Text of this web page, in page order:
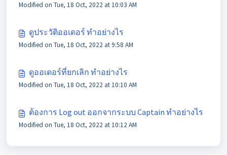
Modified on Tue, 18 Oct, 2022 at 10:03 AM
ดูประวัติออเดอร์ ทำอย่างไร
Modified on Tue, 18 Oct, 2022 at 9:58 AM
ดูออเดอร์ที่ยกเลิก ทำอย่างไร
Modified on Tue, 18 Oct, 2022 at 10:10 AM
ต้องการ Log out ออกจากระบบ Captain ทำอย่างไร
Modified on Tue, 18 Oct, 2022 at 10:12 AM